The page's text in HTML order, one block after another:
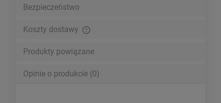
Bezpieczeństwo
Koszty dostawy
Produkty powiązane
Opinie o produkcie (0)